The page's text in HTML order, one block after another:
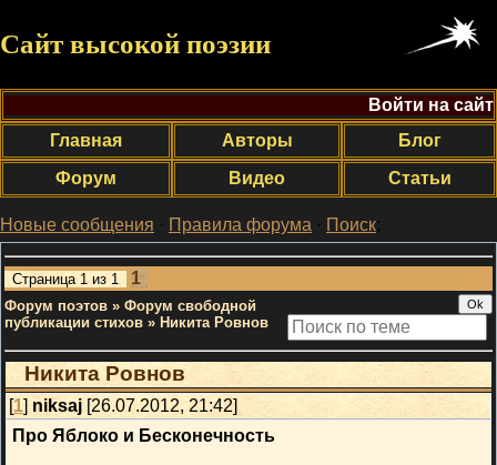
Сайт высокой поэзии
Войти на сайт
Главная
Авторы
Блог
Форум
Видео Статьи
Новые сообщения · Правила форума · Поиск;
Страница 1 из 1 1
Форум поэтов » Форум свободной
публикации стихов » Никита Ровнов
Никита Ровнов
[1] niksaj [26.07.2012, 21:42]
Про Яблоко и Бесконечность